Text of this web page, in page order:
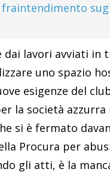
fraintendimento
dai lavori avviati in
uno spazio
esigenze del
la società azzurra
si è fermato
Procura per
gli atti, è la